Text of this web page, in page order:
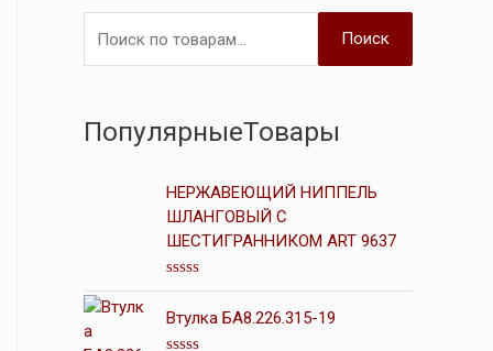
Поиск
ПопулярныеТовары
НЕРЖАВЕЮЩИЙ НИППЕЛЬ
ШЛАНГОВЫЙ С
ШЕСТИГРАННИКОМ ART 9637
О
ц
е
н
Втулка БА8.226.315-19